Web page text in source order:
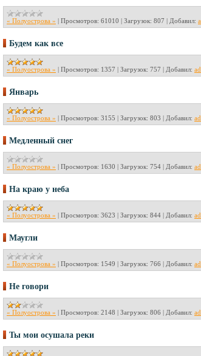
« Полуострова » | Просмотров: 61010 | Загрузок: 807 | Добавил:
Будем как все
« Полуострова » | Просмотров: 1357 | Загрузок: 757 | Добавил:
Январь
« Полуострова » | Просмотров: 3155 | Загрузок: 803 | Добавил:
Медленный снег
« Полуострова » | Просмотров: 1630 | Загрузок: 754 | Добавил:
На краю у неба
« Полуострова » | Просмотров: 3623 | Загрузок: 844 | Добавил:
Маугли
« Полуострова » | Просмотров: 1549 | Загрузок: 766 | Добавил:
Не говори
« Полуострова » | Просмотров: 2148 | Загрузок: 806 | Добавил:
Ты мои осушала реки